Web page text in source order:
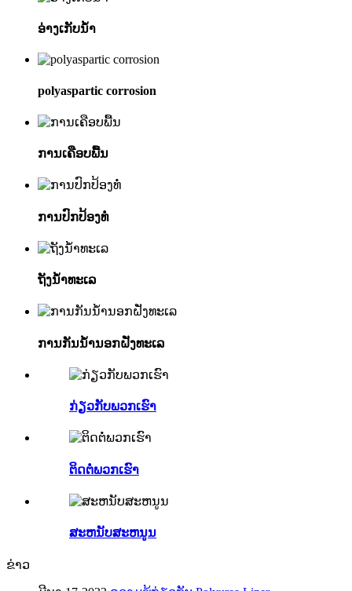
ອ່າງເກັບນ້ໍາ
polyaspartic corrosion
ການເຄືອບພື້ນ
ການປົກປ້ອງທໍ່
ຖັງນໍ້າທະເລ
ການກັນນໍ້ານອກຝັ່ງທະເລ
ກ່ຽວ​ກັບ​ພວກ​ເຮົາ
ຕິດ​ຕໍ່​ພວກ​ເຮົາ
ສະຫນັບສະຫນູນ
ຂ່າວ